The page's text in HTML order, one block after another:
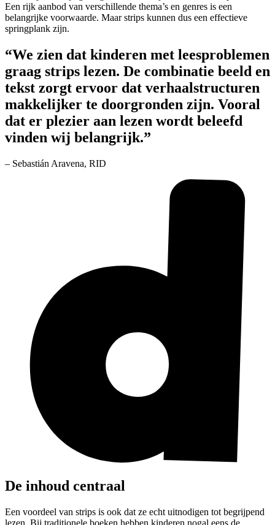
Een rijk aanbod van verschillende thema’s en genres is een
belangrijke voorwaarde. Maar strips kunnen dus een effectieve
springplank zijn.
“We zien dat kinderen met leesproblemen
graag strips lezen. De combinatie beeld en
tekst zorgt ervoor dat verhaalstructuren
makkelijker te doorgronden zijn. Vooral
dat er plezier aan lezen wordt beleefd
vinden wij belangrijk.”
– Sebastián Aravena, RID
De inhoud centraal
Een voordeel van strips is ook dat ze echt uitnodigen tot begrijpend
lezen. Bij traditionele boeken hebben kinderen nogal eens de